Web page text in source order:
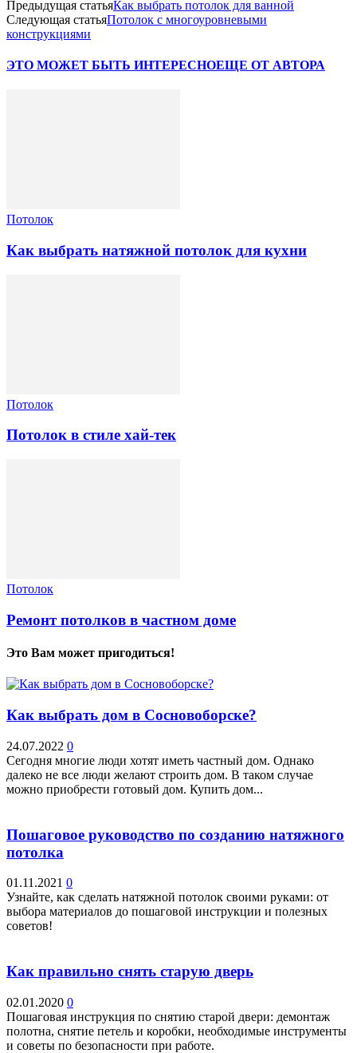
Предыдущая статьяКак выбрать потолок для ванной
Следующая статьяПотолок с многоуровневыми
конструкциями
ЭТО МОЖЕТ БЫТЬ ИНТЕРЕСНОЕЩЕ ОТ АВТОРА
Потолок
Как выбрать натяжной потолок для кухни
Потолок
Потолок в стиле хай-тек
Потолок
Ремонт потолков в частном доме
Это Вам может пригодиться!
Как выбрать дом в Сосновоборске?
24.07.2022 0
Сегодня многие люди хотят иметь частный дом. Однако
далеко не все люди желают строить дом. В таком случае
можно приобрести готовый дом. Купить дом...
Пошаговое руководство по созданию натяжного
потолка
01.11.2021 0
Узнайте, как сделать натяжной потолок своими руками: от
выбора материалов до пошаговой инструкции и полезных
советов!
Как правильно снять старую дверь
02.01.2020 0
Пошаговая инструкция по снятию старой двери: демонтаж
полотна, снятие петель и коробки, необходимые инструменты
и советы по безопасности при работе.